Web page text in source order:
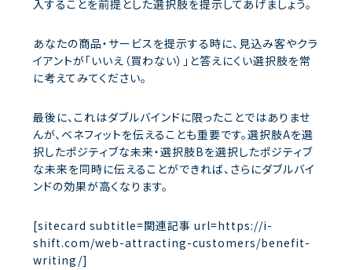
入することを前提とした選択肢を提示してあげましょう。
あなたの商品・サービスを提示する時に、見込み客やクラ
イアントが「いいえ（買わない）」と答えにくい選択肢を常
に考えてみてください。
最後に、これはダブルバインドに限ったことではありませ
んが、ベネフィットを伝えることも重要です。選択肢Aを選
択したポジティブな未来・選択肢Bを選択したポジティブ
な未来を同時に伝えることができれば、さらにダブルバイ
ンドの効果が高くなります。
[sitecard subtitle=関連記事 url=https://i-
shift.com/web-attracting-customers/benefit-
writing/]